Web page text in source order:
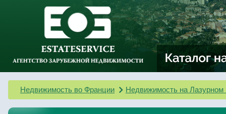
Недвижимость во Франции Недвижимость на Лазурном